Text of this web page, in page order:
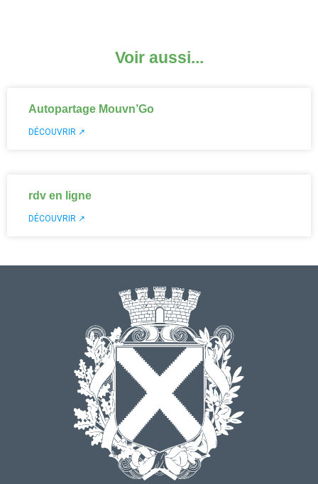
Voir aussi...
Autopartage Mouvn’Go
DÉCOUVRIR ↗
rdv en ligne
DÉCOUVRIR ↗